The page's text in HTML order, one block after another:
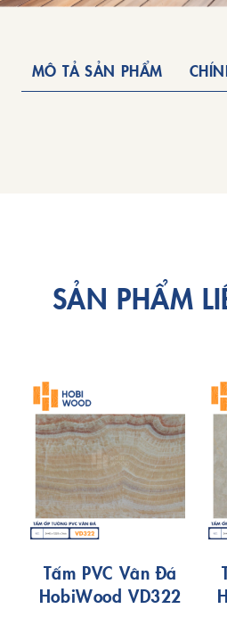
MÔ TẢ SẢN PHẨM
SẢN PHẨM
Tấm PVC Vân Đá
HobiWood VD322